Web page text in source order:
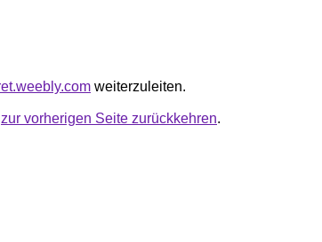
weiterzuleiten.
zur vorherigen Seite zurückkehren.